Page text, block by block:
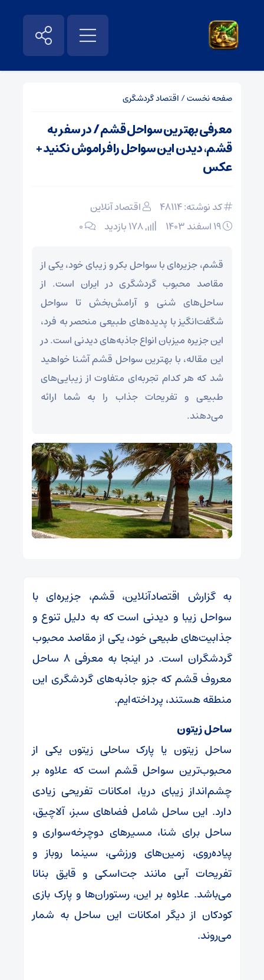
صفحه نخست/ اقتصاد گردشگری
معرفی بهترین سواحل قشم / در سفر به
قشم، دیدن این سواحل را فراموش نکنید +
عکس
کد نوشته: 48114
اقتصاد آنلاین
۰
قشم، جزیره‌ای با سواحل بکر و زیبای خود، یکی از
مقاصد محبوب گردشگری در ایران است. از
ساحل‌های شنی و آرامش‌بخش تا سواحل
شگفت‌انگیز با پدیده‌های طبیعی منحصر به فرد،
این جزیره میزبان انواع جاذبه‌های دیدنی است. در
این مقاله، با بهترین سواحل قشم آشنا خواهید
شد که هر کدام تجربه‌ای متفاوت از زیبایی‌های
طبیعی و تفریحات جذاب را به شما ارائه
می‌دهند.
به گزارش اقتصادآنلاین، قشم، جزیره‌ای با
سواحل زیبا و دیدنی است که به دلیل تنوع و
جذابیت‌های طبیعی خود، یکی از مقاصد محبوب
گردشگران است. در اینجا به معرفی ۸ ساحل
معروف قشم که جزو جاذبه‌های گردشگری این
منطقه هستند، پرداخته‌ایم.
ساحل زیتون
ساحل زیتون یا پارک ساحلی زیتون یکی از
محبوب‌ترین سواحل قشم است که علاوه بر
چشم‌انداز زیبای دریا، امکانات تفریحی زیادی
دارد. این ساحل شامل فضاهای سبز، آلاچیق،
ساحل برای شنا، مسیرهای دوچرخه‌سواری و
پیاده‌روی، زمین‌های ورزشی، سینما روباز و
تفریحات آبی مانند جت‌اسکی و قایق بنانا
می‌باشد. علاوه بر این، رستوران‌ها و پارک بازی
کودکان از دیگر امکانات این ساحل به شمار
می‌روند.